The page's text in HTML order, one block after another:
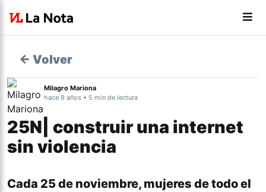
← Volver
Milagro Mariona
hace 9 años • 5 min de lectura
25N| construir una internet
sin violencia
Cada 25 de noviembre, mujeres de todo el